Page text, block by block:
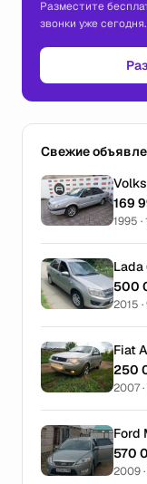
Разместите
звонки уже сегодня.
Свежие
169
1995
Lada
500
2015
Fiat
250
2007
Ford
570
2009